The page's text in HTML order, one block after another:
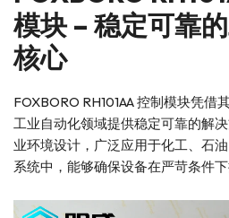
模块 – 稳定可靠
核心
FOXBORO RH101AA 控制模块凭借
工业自动化领域提供稳定可靠的解
业环境设计，广泛应用于化工、石
系统中，能够确保设备在严苛条件下